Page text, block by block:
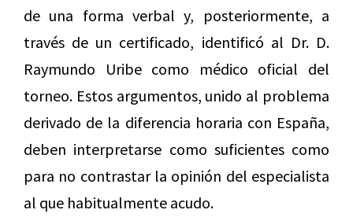
de una forma verbal y, posteriormente, a
través de un certificado, identificó al Dr. D.
Raymundo Uribe como médico oficial del
torneo. Estos argumentos, unido al problema
derivado de la diferencia horaria con España,
deben interpretarse como suficientes como
para no contrastar la opinión del especialista
al que habitualmente acudo.